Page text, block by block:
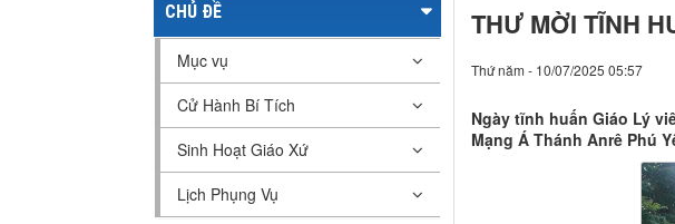
THƯ MỜI TĨNH
Thứ năm - 10/07/2025 05:57
Ngày tĩnh huấn Giáo Lý
Mạng Á Thánh Anrê Phú
CHỦ ĐỀ
Mục vụ
Cử Hành Bí Tích
Sinh Hoạt Giáo Xứ
Lịch Phụng Vụ